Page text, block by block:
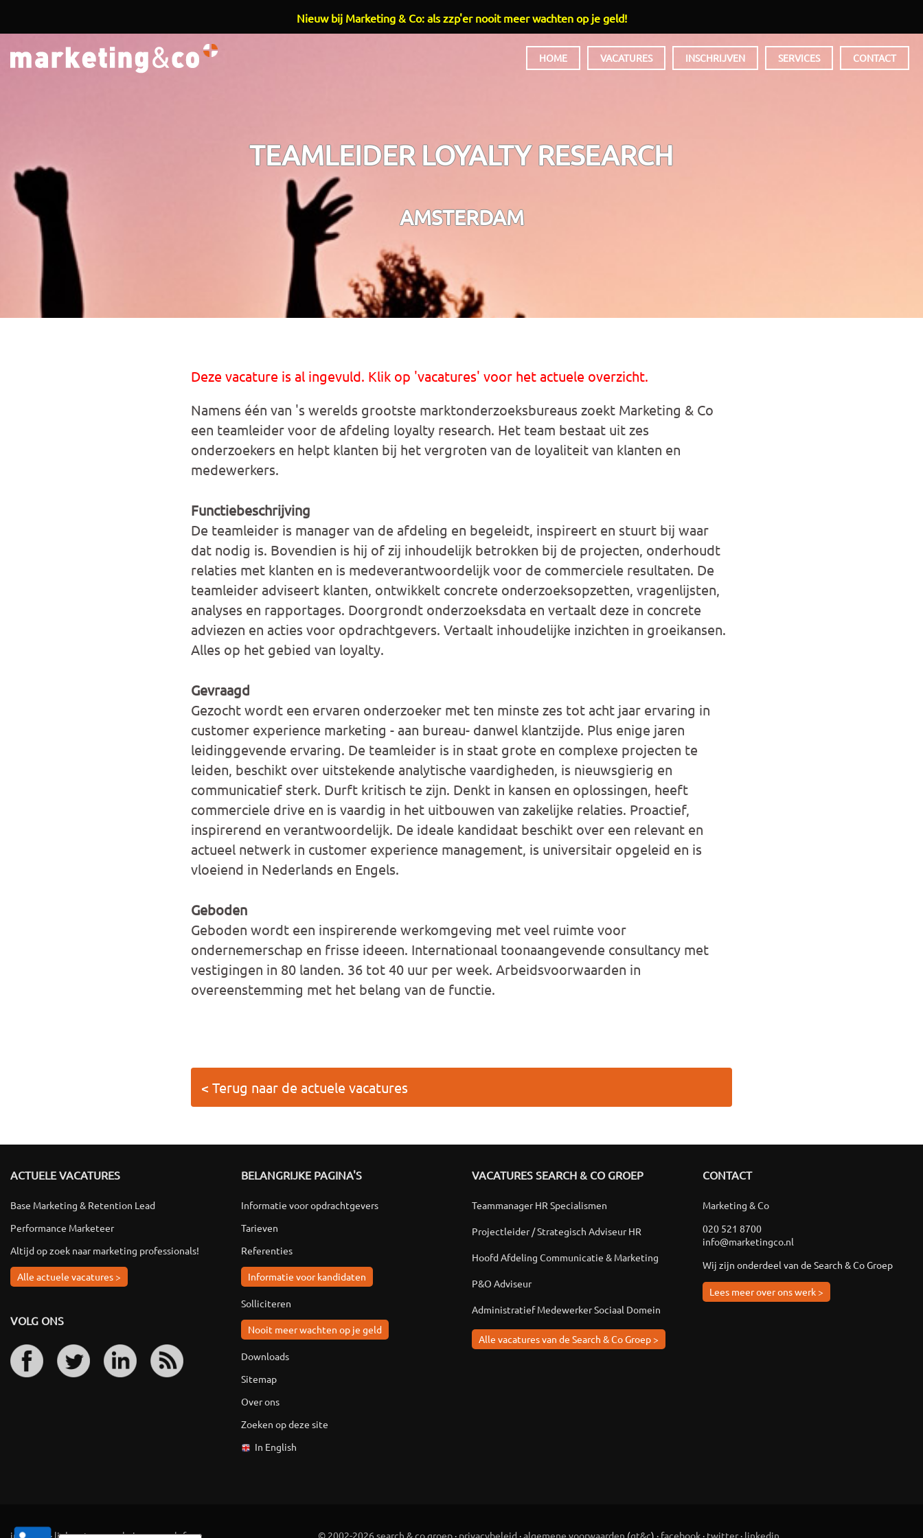
Overslaan en naar de inhoud gaan
HOME VACATURES INSCHRIJVEN SERVICES CONTACT
TEAMLEIDER LOYALTY RESEARCH
AMSTERDAM
Deze vacature is al ingevuld. Klik op 'vacatures' voor het actuele overzicht.
Namens één van 's werelds grootste marktonderzoeksbureaus zoekt Marketing & Co
een teamleider voor de afdeling loyalty research. Het team bestaat uit zes
onderzoekers en helpt klanten bij het vergroten van de loyaliteit van klanten en
medewerkers.
Functiebeschrijving
De teamleider is manager van de afdeling en begeleidt, inspireert en stuurt bij waar
dat nodig is. Bovendien is hij of zij inhoudelijk betrokken bij de projecten, onderhoudt
relaties met klanten en is medeverantwoordelijk voor de commerciele resultaten. De
teamleider adviseert klanten, ontwikkelt concrete onderzoeksopzetten, vragenlijsten,
analyses en rapportages. Doorgrondt onderzoeksdata en vertaalt deze in concrete
adviezen en acties voor opdrachtgevers. Vertaalt inhoudelijke inzichten in groeikansen.
Alles op het gebied van loyalty.
Gevraagd
Gezocht wordt een ervaren onderzoeker met ten minste zes tot acht jaar ervaring in
customer experience marketing - aan bureau- danwel klantzijde. Plus enige jaren
leidinggevende ervaring. De teamleider is in staat grote en complexe projecten te
leiden, beschikt over uitstekende analytische vaardigheden, is nieuwsgierig en
communicatief sterk. Durft kritisch te zijn. Denkt in kansen en oplossingen, heeft
commerciele drive en is vaardig in het uitbouwen van zakelijke relaties. Proactief,
inspirerend en verantwoordelijk. De ideale kandidaat beschikt over een relevant en
actueel netwerk in customer experience management, is universitair opgeleid en is
vloeiend in Nederlands en Engels.
Geboden
Geboden wordt een inspirerende werkomgeving met veel ruimte voor
ondernemerschap en frisse ideeen. Internationaal toonaangevende consultancy met
vestigingen in 80 landen. 36 tot 40 uur per week. Arbeidsvoorwaarden in
overeenstemming met het belang van de functie.
< Terug naar de actuele vacatures
ACTUELE VACATURES
Base Marketing & Retention Lead
Performance Marketeer
Altijd op zoek naar marketing professionals!
Alle actuele vacatures >
VOLG ONS
BELANGRIJKE PAGINA'S
Informatie voor opdrachtgevers
Tarieven
Referenties
Informatie voor kandidaten
Solliciteren
Nooit meer wachten op je geld
Downloads
Sitemap
Over ons
Zoeken op deze site
In English
VACATURES SEARCH & CO GROEP
Teammanager HR Specialismen
Projectleider / Strategisch Adviseur HR
Hoofd Afdeling Communicatie & Marketing
P&O Adviseur
Administratief Medewerker Sociaal Domein
Alle vacatures van de Search & Co Groep >
CONTACT
Marketing & Co
020 521 8700
info@marketingco.nl
Wij zijn onderdeel van de Search & Co Groep
Lees meer over ons werk >
ingevuld · linkpartners·vaknieuws·colofon © 2002-2026 search & co groep · privacybeleid ·algemene voorwaarden (gt&c) · facebook · twitter · linkedin
Nieuw bij Marketing & Co: als zzp'er nooit meer wachten op je geld!